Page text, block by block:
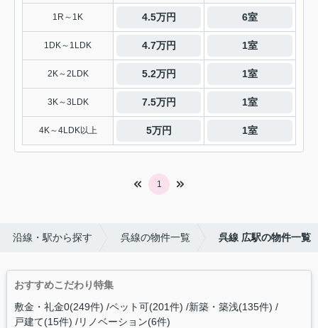
1R～1K 4.5万円 6室
1DK～1LDK 4.7万円 1室
2K～2LDK 5.2万円 1室
3K～3LDK 7.5万円 1室
4K～4LDK以上 5万円 1室
1
沿線・駅から探す 呉線の物件一覧 呉線 広駅の物件一覧
おすすめこだわり特集
敷金・礼金0(249件) ペット可(201件) 新築・築浅(135件)
戸建て(15件) リノベーション(6件)